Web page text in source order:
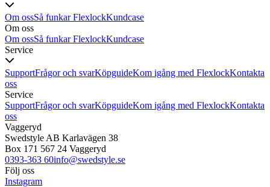
Om ossSå funkar FlexlockKundcase
Om oss
Om ossSå funkar FlexlockKundcase
Service
SupportFrågor och svarKöpguideKom igång med FlexlockKontakta
oss
Service
SupportFrågor och svarKöpguideKom igång med FlexlockKontakta
oss
Vaggeryd
Swedstyle AB Karlavägen 38
Box 171 567 24 Vaggeryd
0393-363 60info@swedstyle.se
Följ oss
Instagram